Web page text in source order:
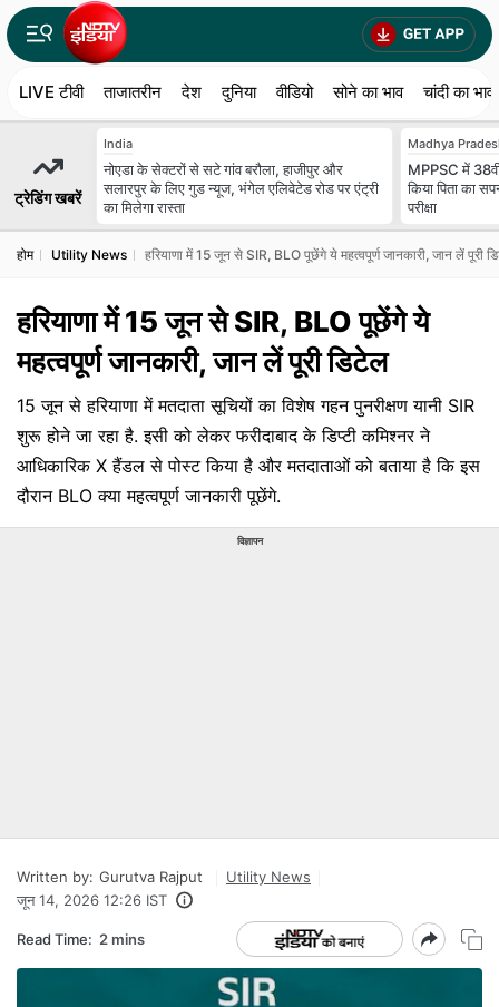
LIVE टीवी ताजातरीन देश दुनिया वीडियो सोने का भाव चांदी का भाव
ट्रेडिंग खबरें
India
नोएडा के सेक्टरों से सटे गांव बरौला, हाजीपुर और
सलारपुर के लिए गुड न्यूज, भंगेल एलिवेटेड रोड पर एंट्री
का मिलेगा रास्ता
Madhya
MPPSC में
किया पिता का
परीक्षा
होम Utility News हरियाणा में 15 जून से SIR, BLO पूछेंगे ये महत्वपूर्ण जानकारी, जान लें पूरी
हरियाणा में 15 जून से SIR, BLO पूछेंगे ये
महत्वपूर्ण जानकारी, जान लें पूरी डिटेल
15 जून से हरियाणा में मतदाता सूचियों का विशेष गहन पुनरीक्षण यानी SIR
शुरू होने जा रहा है. इसी को लेकर फरीदाबाद के डिप्टी कमिश्नर ने
आधिकारिक X हैंडल से पोस्ट किया है और मतदाताओं को बताया है कि इस
दौरान BLO क्या महत्वपूर्ण जानकारी पूछेंगे.
विज्ञापन
Written by: Gurutva Rajput
Utility News
जून 14, 2026 12:26 IST
Read Time: 2 mins